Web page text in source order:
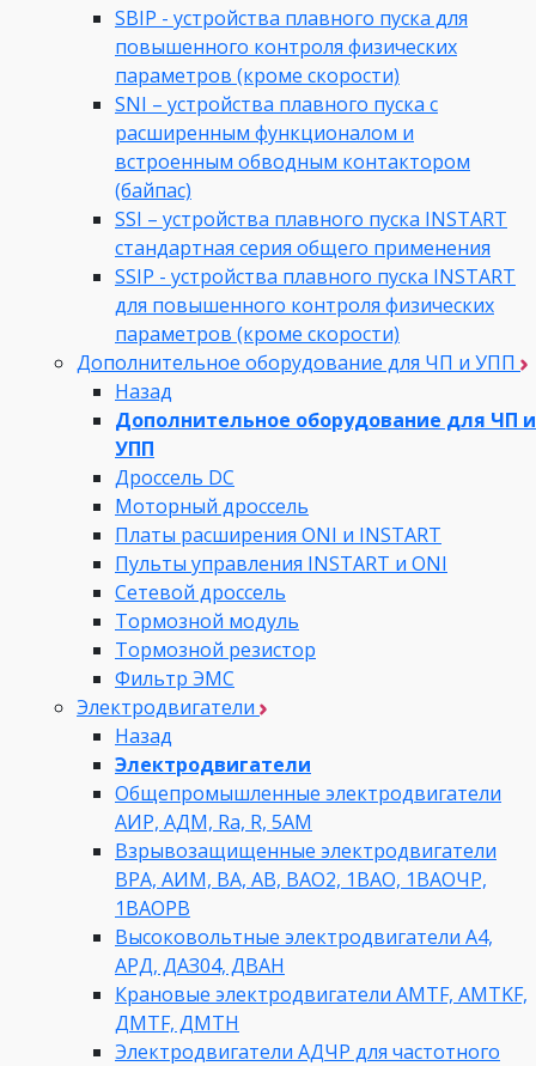
SBIP - устройства плавного пуска для
повышенного контроля физических
параметров (кроме скорости)
SNI – устройства плавного пуска с
расширенным функционалом и
встроенным обводным контактором
(байпас)
SSI – устройства плавного пуска INSTART
стандартная серия общего применения
SSIP - устройства плавного пуска INSTART
для повышенного контроля физических
параметров (кроме скорости)
Дополнительное оборудование для ЧП и УПП
Назад
Дополнительное оборудование для ЧП и
УПП
Дроссель DC
Моторный дроссель
Платы расширения ONI и INSTART
Пульты управления INSTART и ONI
Сетевой дроссель
Тормозной модуль
Тормозной резистор
Фильтр ЭМС
Электродвигатели
Назад
Электродвигатели
Общепромышленные электродвигатели
АИР, АДМ, Ra, R, 5AM
Взрывозащищенные электродвигатели
ВРА, АИМ, ВА, АВ, ВАO2, 1ВАО, 1ВАОЧР,
1ВАОРВ
Высоковольтные электродвигатели A4,
АРД, ДАЗ04, ДВАН
Крановые электродвигатели AMTF, AMTKF,
ДMTF, ДМТН
Электродвигатели АДЧР для частотного